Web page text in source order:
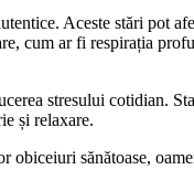
Aceste stări pot
cum ar fi respirația
stresului cotidian.
și relaxare.
obiceiuri sănătoase,